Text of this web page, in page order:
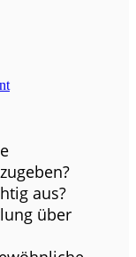
aus?
über